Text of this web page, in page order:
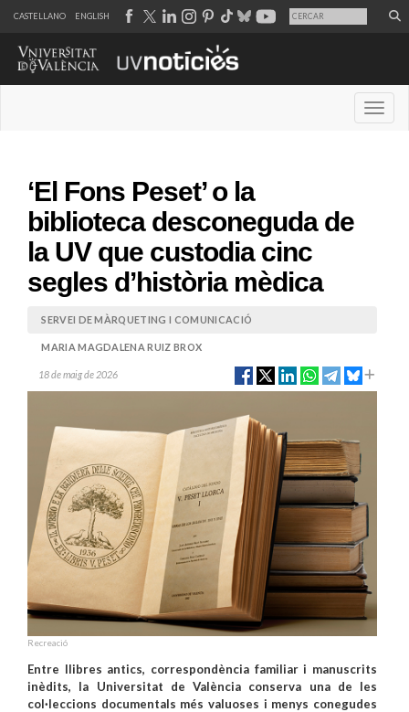
CASTELLANO ENGLISH
‘El Fons Peset’ o la
biblioteca desconeguda de
la UV que custodia cinc
segles d’història mèdica
SERVEI DE MÀRQUETING I COMUNICACIÓ
MARIA MAGDALENA RUIZ BROX
18 de maig de 2026
Recreació
Entre llibres antics, correspondència familiar i manuscrits
inèdits, la Universitat de València conserva una de les
col·leccions documentals més valuoses i menys conegudes